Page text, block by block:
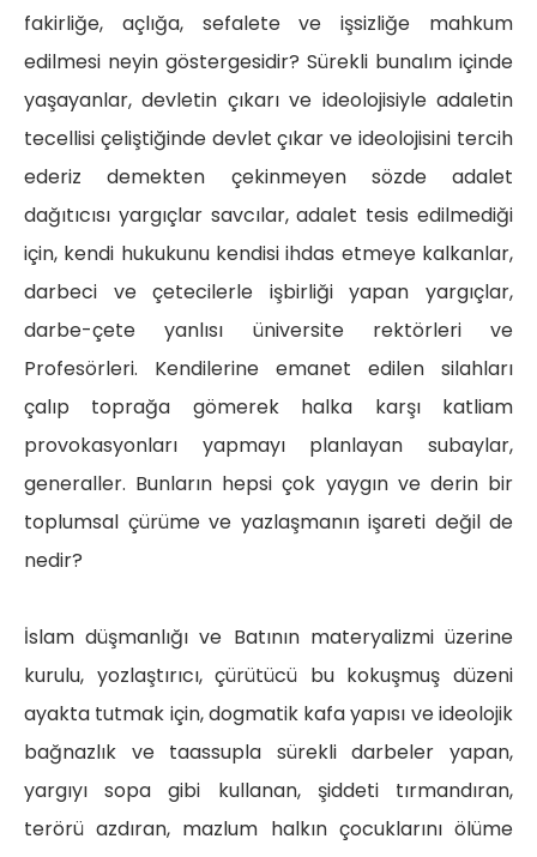
fakirliğe, açlığa, sefalete ve işsizliğe mahkum
edilmesi neyin göstergesidir? Sürekli bunalım içinde
yaşayanlar, devletin çıkarı ve ideolojisiyle adaletin
tecellisi çeliştiğinde devlet çıkar ve ideolojisini tercih
ederiz demekten çekinmeyen sözde adalet
dağıtıcısı yargıçlar savcılar, adalet tesis edilmediği
için, kendi hukukunu kendisi ihdas etmeye kalkanlar,
darbeci ve çetecilerle işbirliği yapan yargıçlar,
darbe-çete yanlısı üniversite rektörleri ve
Profesörleri. Kendilerine emanet edilen silahları
çalıp toprağa gömerek halka karşı katliam
provokasyonları yapmayı planlayan subaylar,
generaller. Bunların hepsi çok yaygın ve derin bir
toplumsal çürüme ve yazlaşmanın işareti değil de
nedir?
İslam düşmanlığı ve Batının materyalizmi üzerine
kurulu, yozlaştırıcı, çürütücü bu kokuşmuş düzeni
ayakta tutmak için, dogmatik kafa yapısı ve ideolojik
bağnazlık ve taassupla sürekli darbeler yapan,
yargıyı sopa gibi kullanan, şiddeti tırmandıran,
terörü azdıran, mazlum halkın çocuklarını ölüme